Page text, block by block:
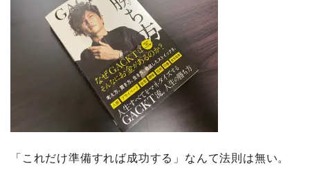
「これだけ準備すれば成功する」なんて法則は無い。